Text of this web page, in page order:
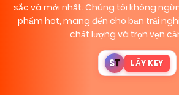
sắc và mới nhất. Chúng tôi không
phẩm hot, mang đến cho bạn trải
chất lượng và trọn vẹn
ST LẤY KEY